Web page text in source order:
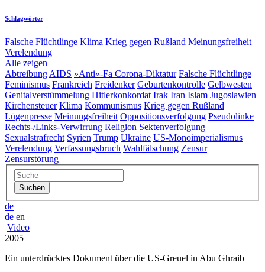
Schlagwörter
Falsche Flüchtlinge Klima Krieg gegen Rußland Meinungsfreiheit
Verelendung
Alle zeigen
Abtreibung AIDS »Anti«-Fa Corona-Diktatur Falsche Flüchtlinge
Feminismus Frankreich Freidenker Geburtenkontrolle Gelbwesten
Genitalverstümmelung Hitlerkonkordat Irak Iran Islam Jugoslawien
Kirchensteuer Klima Kommunismus Krieg gegen Rußland
Lügenpresse Meinungsfreiheit Oppositionsverfolgung Pseudolinke
Rechts-/Links-Verwirrung Religion Sektenverfolgung
Sexualstrafrecht Syrien Trump Ukraine US-Monoimperialismus
Verelendung Verfassungsbruch Wahlfälschung Zensur
Zensurstörung
de
de en
Video
2005
Ein unterdrücktes Dokument über die US-Greuel in Abu Ghraib